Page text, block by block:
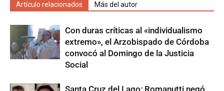
Artículo relacionados Más del autor
Con duras críticas al «individualismo
extremo», el Arzobispado de Córdoba
convocó al Domingo de la Justicia
Social
Santa Cruz del Lago: Romanutti negó